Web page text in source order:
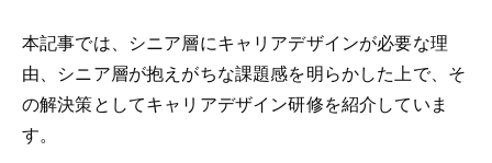
本記事では、シニア層にキャリアデザインが必要な理
由、シニア層が抱えがちな課題感を明らかした上で、そ
の解決策としてキャリアデザイン研修を紹介していま
す。